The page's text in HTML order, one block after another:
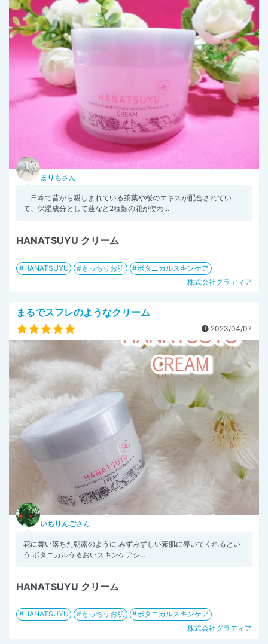
まりもさん
日本で昔から親しまれている茶葉や桜のエキスが配合されてい
て、保湿成分として蓮など2種類の花が使わ...
HANATSUYU クリーム
HANATSUYU もっちりお肌
ボタニカルスキンケア
株式会社グラディア
まるでスフレのようなクリーム
2023/04/07
いちりんごさん
花に舞い落ちた朝露のように みずみずしい素肌に導いてくれるとい
う ボタニカルうるおいスキンケアシ...
HANATSUYU クリーム
HANATSUYU もっちりお肌
ボタニカルスキンケア
株式会社グラディア